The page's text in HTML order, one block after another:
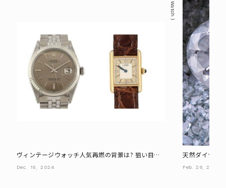
Watch
ヴィンテージウォッチ人気再燃の背景は? 狙い目は
高コスパな●●年代モデル
Dec. 16, 2024
天然ダイヤと
Feb. 26, 2025